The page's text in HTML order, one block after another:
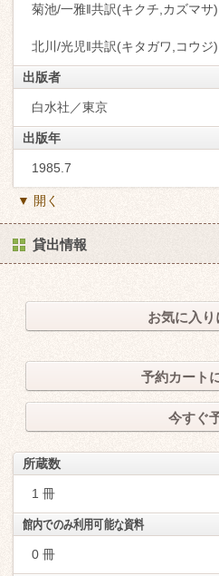
菊池/一雅‖共訳(キクチ,カズマサ)
北川/光児‖共訳(キタガワ,コウジ)
出版者
白水社／東京
出版年
1985.7
▼ 開く
貸出情報
お気に入り
予約カート
今すぐ
所蔵数
1 冊
館内でのみ利用可能な資料
0 冊